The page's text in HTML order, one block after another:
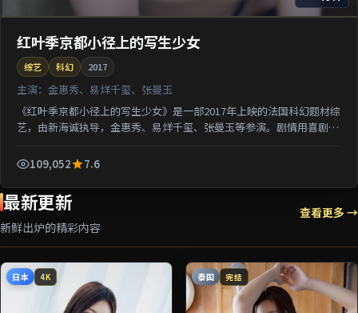
红叶季京都小径上的写生少女
综艺 科幻 2017
主演： 金惠秀、易烊千玺、张曼玉
《红叶季京都小径上的写生少女》是一部2017年上映的法国科幻题材综
艺，由新海诚执导，金惠秀、易烊千玺、张曼玉等参演。剧情用喜剧外
109,052
7.6
最新更新
新鲜出炉的精彩内容
查看更多 →
日本 4K 泰国 完结